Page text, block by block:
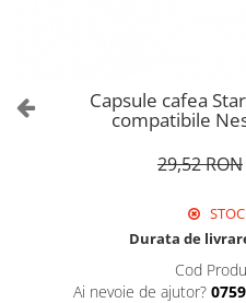
Capsule cafea
compatibile
29,52 RON
Durata de
Cod
Ai nevoie de ajutor?